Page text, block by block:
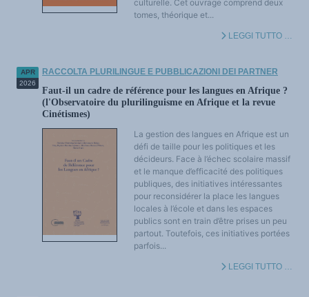
Dinamica delle lingue e pratica linguistica
Lingue e poteri
Terminologia
Testi di riferimento
DOSSIER TEMATICI
Istruzione e Ricerca
Internazionale
Accesso al dizionario Anglicismi (in costruzione)
culturelle. Cet ouvrage comprend deux
tomes, théorique et...
LEGGI TUTTO …
APR
2026
RACCOLTA PLURILINGUE E PUBBLICAZIONI DEI PARTNER
Faut-il un cadre de référence pour les langues en Afrique ?
(l'Observatoire du plurilinguisme en Afrique et la revue
Cinétismes)
La gestion des langues en Afrique est un
défi de taille pour les politiques et les
décideurs. Face à l’échec scolaire massif
et le manque d’efficacité des politiques
publiques, des initiatives intéressantes
pour reconsidérer la place les langues
locales à l’école et dans les espaces
publics sont en train d’être prises un peu
partout. Toutefois, ces initiatives portées
parfois...
LEGGI TUTTO …